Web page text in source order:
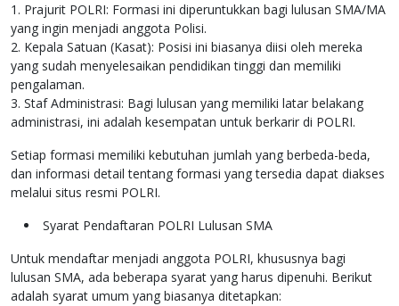
1. Prajurit POLRI: Formasi ini diperuntukkan bagi lulusan SMA/MA
yang ingin menjadi anggota Polisi.
2. Kepala Satuan (Kasat): Posisi ini biasanya diisi oleh mereka
yang sudah menyelesaikan pendidikan tinggi dan memiliki
pengalaman.
3. Staf Administrasi: Bagi lulusan yang memiliki latar belakang
administrasi, ini adalah kesempatan untuk berkarir di POLRI.
Setiap formasi memiliki kebutuhan jumlah yang berbeda-beda,
dan informasi detail tentang formasi yang tersedia dapat diakses
melalui situs resmi POLRI.
Syarat Pendaftaran POLRI Lulusan SMA
Untuk mendaftar menjadi anggota POLRI, khususnya bagi
lulusan SMA, ada beberapa syarat yang harus dipenuhi. Berikut
adalah syarat umum yang biasanya ditetapkan: